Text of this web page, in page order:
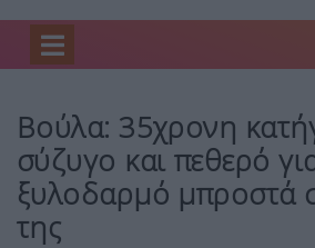
Home
Βούλα: 35χρονη
σύζυγο και πεθερό
ξυλοδαρμό μπροστά
της